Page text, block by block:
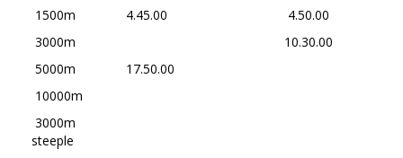
1500m
4.45.00
4.50.00
3000m
10.30.00
5000m
17.50.00
10000m
3000m
steeple